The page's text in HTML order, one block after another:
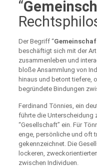
“
Der Begriff “
beschäftigt sich mit der
zusammenleben und
bloße Ansammlung von
hinaus und betont tiefere,
begründete Bindungen
Ferdinand Tönnies, ein
führte die Unterscheidung
“Gesellschaft” ein. Für
enge, persönliche und oft
gekennzeichnet. Die
lockeren,
zwischen Individuen.